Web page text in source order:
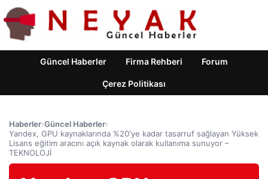
Güncel Haberler Firma Rehberi Forum
Çerez Politikası
Haberler›Güncel Haberler›
Yandex, GPU kaynaklarında %20'ye kadar tasarruf sağlayan Yüksek
Lisans eğitim aracını açık kaynak olarak kullanıma sunuyor –
TEKNOLOJİ